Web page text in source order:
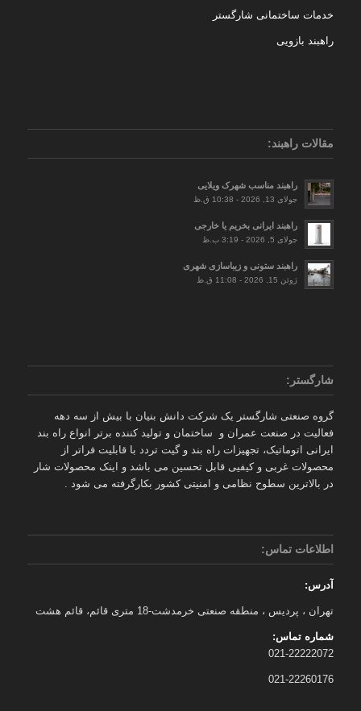
خدمات ساختمانی شارگستر
راهبند بازویی
مقالات راهبند:
راهبند مناسب شهرک ویلایی
جولای 13, 2026 - 10:38 ق.ظ
راهبند ایرانی بخریم یا خارجی
جولای 5, 2026 - 3:19 ب.ظ
راهبند ستونی و زیباسازی شهری
ژوئن 15, 2026 - 11:08 ق.ظ
شارگستر:
گروه صنعتی شارگستر یک شرکت دانش بنیان با بیش از سه دهه
فعالیت در صنعت عمران و ساختمان و تولید کننده برتر انواع راه بند
ایرانی اتوماتیک، تجهیزات راه بند و گیت تردد با قابلیت فراتر از
محصولات غربی و کیفیی قابل تحسین می باشد و اینک محصولات شار
در بالاترین سطوح نظامی و امنیتی کشور بکارگرفته می شود .
اطلاعات تماس:
آدرس:
تهران ، پردیس ، منطقه صنعتی خرمدشت-18 متری قائم، قائم هشت
شماره تماس:
021-22222072
021-22260176